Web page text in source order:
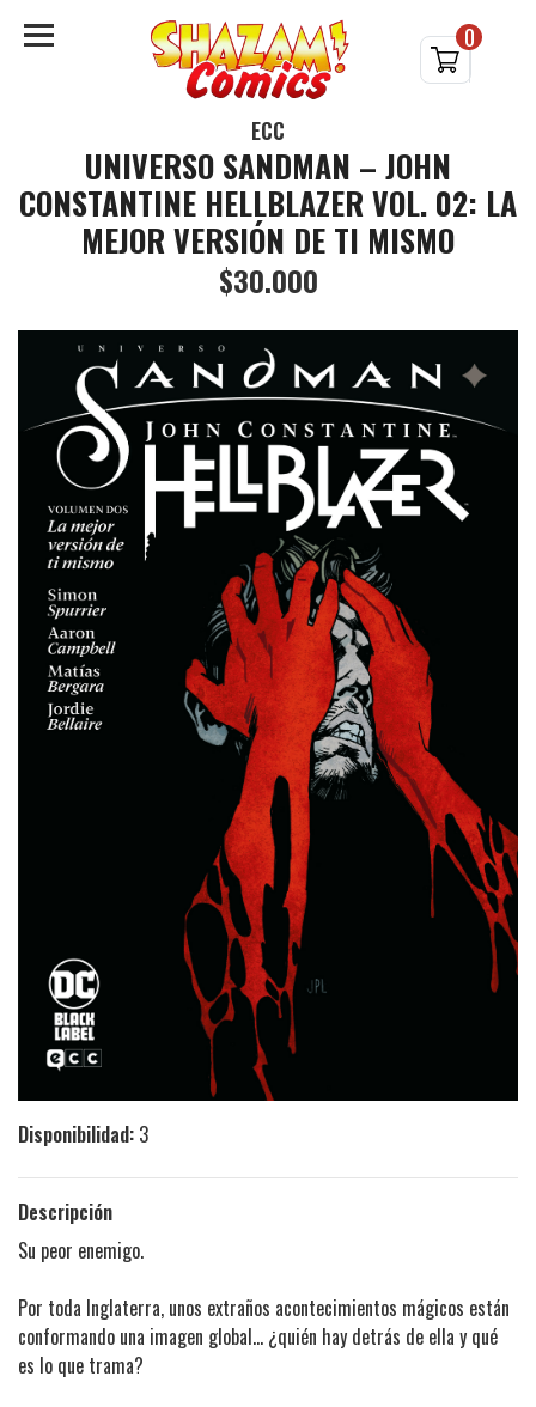
0
ECC
UNIVERSO SANDMAN – JOHN
CONSTANTINE HELLBLAZER VOL. 02: LA
MEJOR VERSIÓN DE TI MISMO
$30.000
Disponibilidad: 3
Descripción
Su peor enemigo.
Por toda Inglaterra, unos extraños acontecimientos mágicos están
conformando una imagen global... ¿quién hay detrás de ella y qué
es lo que trama?